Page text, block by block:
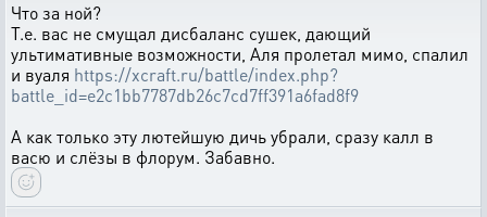
Что за ной?
Т.е. вас не смущал дисбаланс сушек, дающий
ультимативные возможности, Аля пролетал мимо, спалил
и вуаля https://xcraft.ru/battle/index.php?
battle_id=e2c1bb7787db26c7cd7ff391a6fad8f9
А как только эту лютейшую дичь убрали, сразу калл в
васю и слёзы в флорум. Забавно.